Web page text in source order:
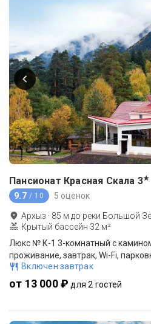
Пансионат Красная Скала 3★
9.7 / 10 5 оценок
Архыз · 85 м до реки Большой
Крытый бассейн 32 м²
Люкс № К-1 3-комнатный с
проживание, завтрак, Wi-Fi,
Включен завтрак
от 13 000 ₽ для 2 гостей